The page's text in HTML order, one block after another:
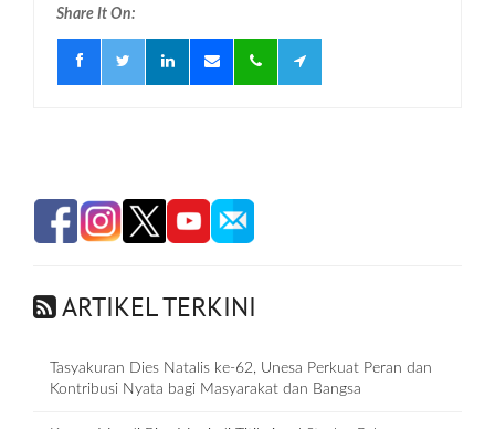
Share It On:
ARTIKEL TERKINI
Tasyakuran Dies Natalis ke-62, Unesa Perkuat Peran dan
Kontribusi Nyata bagi Masyarakat dan Bangsa